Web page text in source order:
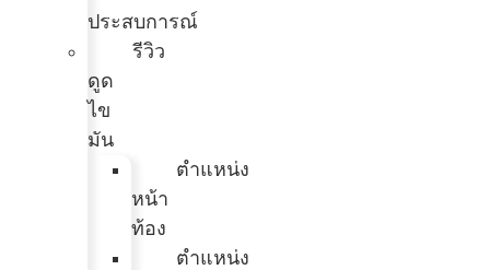
ประสบการณ์
รีวิว
ดูด
ไข
มัน
ตำแหน่ง
หน้า
ท้อง
ตำแหน่ง